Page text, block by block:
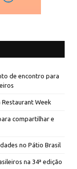
de encontro para
Week
compartilhar e
no Pátio Brasil
na 34ª edição